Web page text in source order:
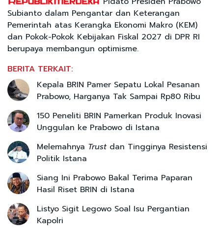
Subianto dalam Pengantar dan Keterangan
Pemerintah atas Kerangka Ekonomi Makro (KEM)
dan Pokok-Pokok Kebijakan Fiskal 2027 di DPR RI
berupaya membangun optimisme.
BERITA TERKAIT:
Kepala BRIN Pamer Sepatu Lokal Pesanan
Prabowo, Harganya Tak Sampai Rp80 Ribu
150 Peneliti BRIN Pamerkan Produk Inovasi
Unggulan ke Prabowo di Istana
Melemahnya Trust dan Tingginya Resistensi
Politik Istana
Siang Ini Prabowo Bakal Terima Paparan
Hasil Riset BRIN di Istana
Listyo Sigit Legowo Soal Isu Pergantian
Kapolri